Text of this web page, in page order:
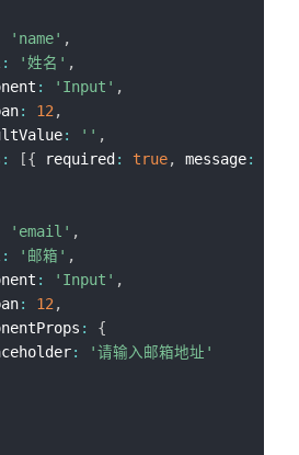
'name' ,
: '姓名' ,
: 'Input' ,
: 12,
: '' ,
: [{ required : true, message:
'email' ,
: '邮箱' ,
: 'Input' ,
: 12,
:
{
:
'请输入邮箱地址'